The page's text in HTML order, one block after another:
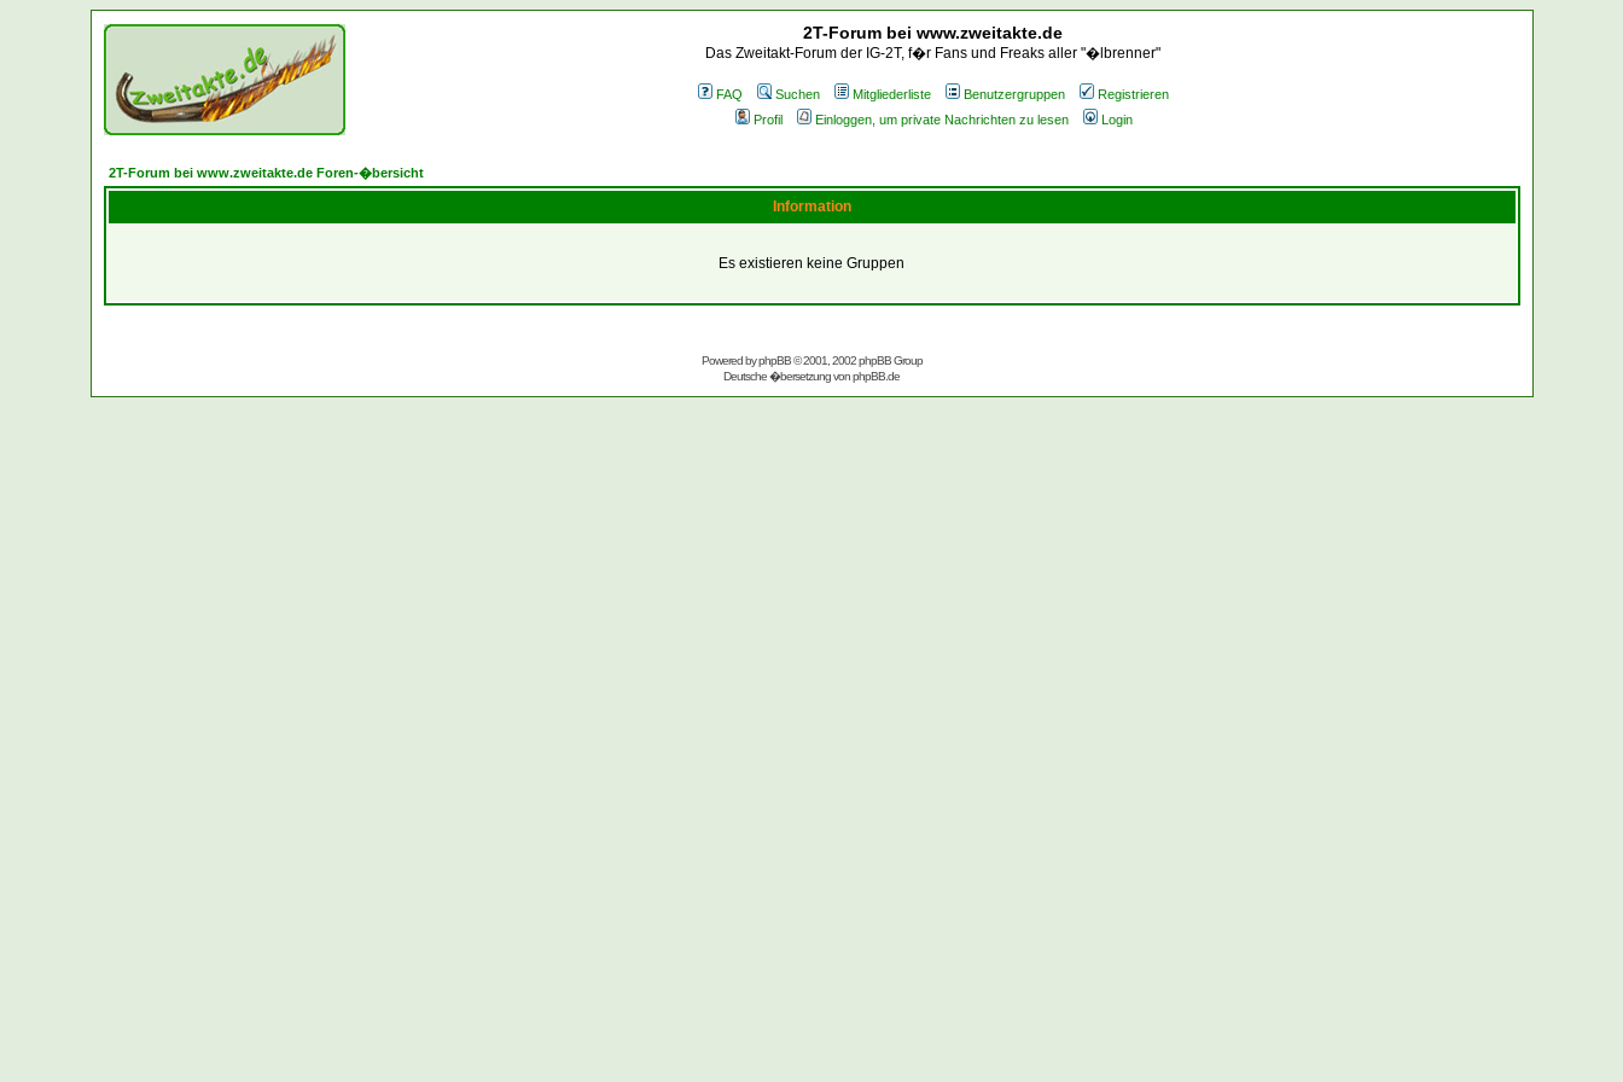
2T-Forum bei www.zweitakte.de
Das Zweitakt-Forum der IG-2T, f�r Fans und Freaks aller "�lbrenner"
FAQ Suchen Mitgliederliste Benutzergruppen
Registrieren
Profil
Einloggen, um private Nachrichten zu lesen Login
2T-Forum bei www.zweitakte.de Foren-�bersicht
Information
Es existieren keine Gruppen
Powered byphpBB© 2001, 2002 phpBB Group
Deutsche �bersetzung vonphpBB.de